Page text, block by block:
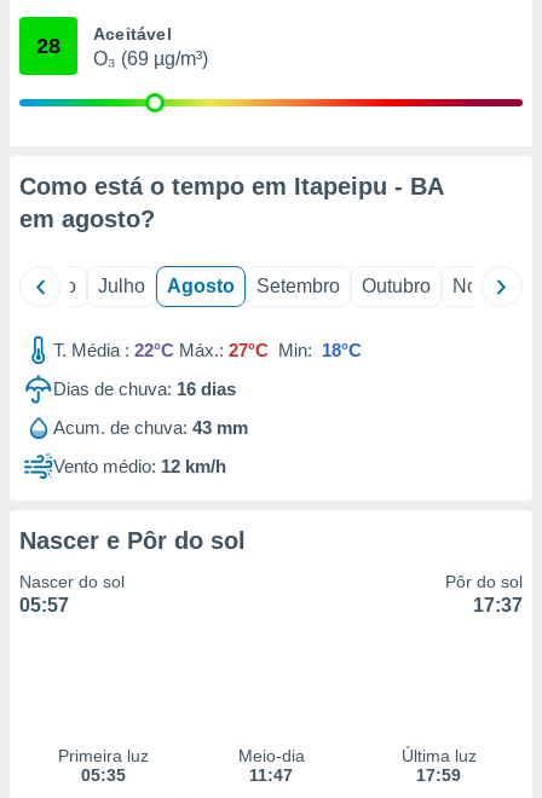
através
1199
28 Aceitável
O₃ (69 µg/m³)
Como está o tempo em Itapeipu - BA
em agosto?
Junho Julho Agosto Setembro Outubro Novembro
T. Média : 22°C Máx.: 27°C Min: 18°C
Dias de chuva: 16 dias
Acum. de chuva: 43 mm
Vento médio: 12 km/h
Nascer e Pôr do sol
Nascer do sol
05:57
Pôr do sol
17:37
Primeira luz
05:35
Meio-dia
11:47
Última luz
17:59